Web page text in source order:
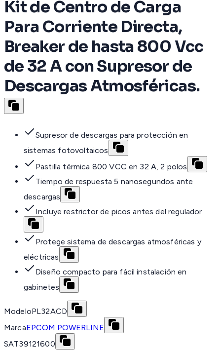
Kit de Centro de Carga
Para Corriente Directa,
Breaker de hasta 800 Vcc
de 32 A con Supresor de
Descargas Atmosféricas.
Supresor de descargas para protección en
sistemas fotovoltaicos
Pastilla térmica 800 VCC en 32 A, 2 polos
Tiempo de respuesta 5 nanosegundos ante
descargas
Incluye restrictor de picos antes del regulador
Protege sistema de descargas atmosféricas y
eléctricas
Diseño compacto para fácil instalación en
gabinetes
ModeloPL32ACD
MarcaEPCOM POWERLINE
SAT39121600